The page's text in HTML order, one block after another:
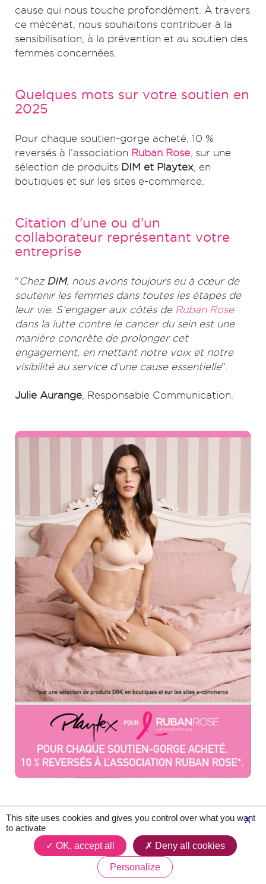
cause qui nous touche profondément. À travers
ce mécénat, nous souhaitons contribuer à la
sensibilisation, à la prévention et au soutien des
femmes concernées.
Quelques mots sur votre soutien en
2025
Pour chaque soutien-gorge acheté, 10 %
reversés à l’association Ruban Rose , sur une
sélection de produits DIM et Playtex , en
boutiques et sur les sites e-commerce.
Citation d'une ou d'un
collaborateur représentant votre
entreprise
"Chez DIM, nous avons toujours eu à cœur de
soutenir les femmes dans toutes les étapes de
leur vie. S’engager aux côtés de Ruban Rose
dans la lutte contre le cancer du sein est une
manière concrète de prolonger cet
engagement, en mettant notre voix et notre
visibilité au service d’une cause essentielle".
Julie Aurange , Responsable Communication.
X
This site uses cookies and gives you control over what you want
to activate
OK, accept all
Deny all cookies
Personalize